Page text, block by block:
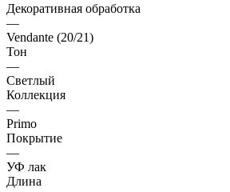
Декоративная обработка
—
Vendante (20/21)
Тон
—
Светлый
Коллекция
—
Primo
Покрытие
—
УФ лак
Длина